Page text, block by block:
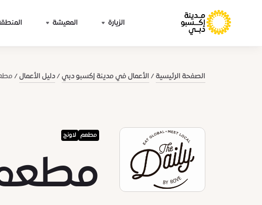
الزيارة المعيشة
الصفحة الرئيسية الأعمال في مدينة إكسبو دبي دليل الأعمال
مطعم لاونج